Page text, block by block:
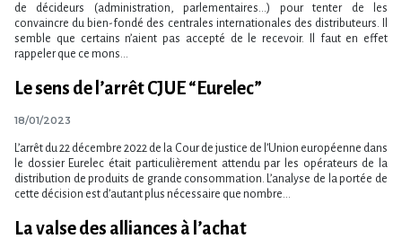
de décideurs (administration, parlementaires...) pour tenter de les
convaincre du bien-fondé des centrales internationales des distributeurs. Il
semble que certains n’aient pas accepté de le recevoir. Il faut en effet
rappeler que ce mons...
Le sens de l’arrêt CJUE “Eurelec”
18/01/2023
L’arrêt du 22 décembre 2022 de la Cour de justice de l’Union européenne dans
le dossier Eurelec était particulièrement attendu par les opérateurs de la
distribution de produits de grande consommation. L’analyse de la portée de
cette décision est d’autant plus nécessaire que nombre...
La valse des alliances à l’achat